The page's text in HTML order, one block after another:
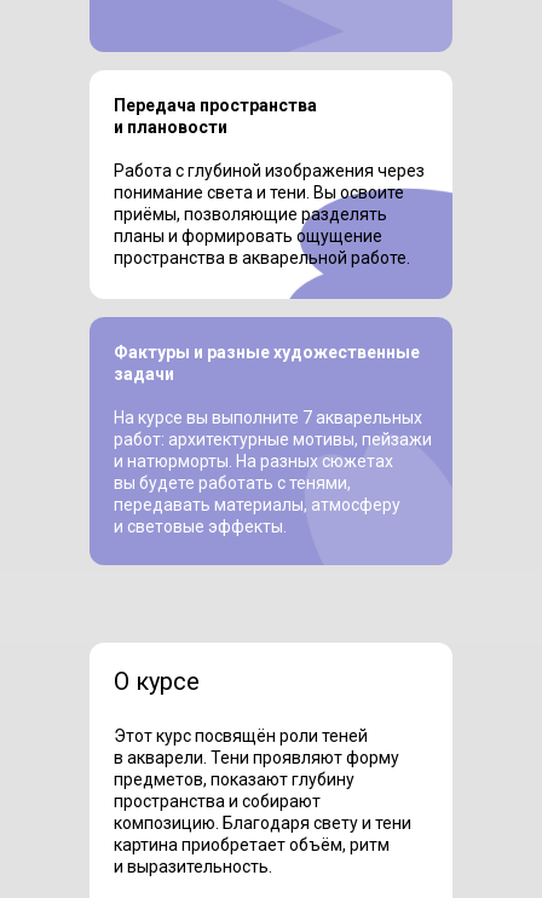
Передача пространства
и плановости
Работа с глубиной изображения через
понимание света и тени. Вы освоите
приёмы, позволяющие разделять
планы и формировать ощущение
пространства в акварельной работе.
Фактуры и разные художественные
задачи
На курсе вы выполните 7 акварельных
работ: архитектурные мотивы, пейзажи
и натюрморты. На разных сюжетах
вы будете работать с тенями,
передавать материалы, атмосферу
и световые эффекты.
О курсе
Этот курс посвящён роли теней
в акварели. Тени проявляют форму
предметов, показают глубину
пространства и собирают
композицию. Благодаря свету и тени
картина приобретает объём, ритм
и выразительность.